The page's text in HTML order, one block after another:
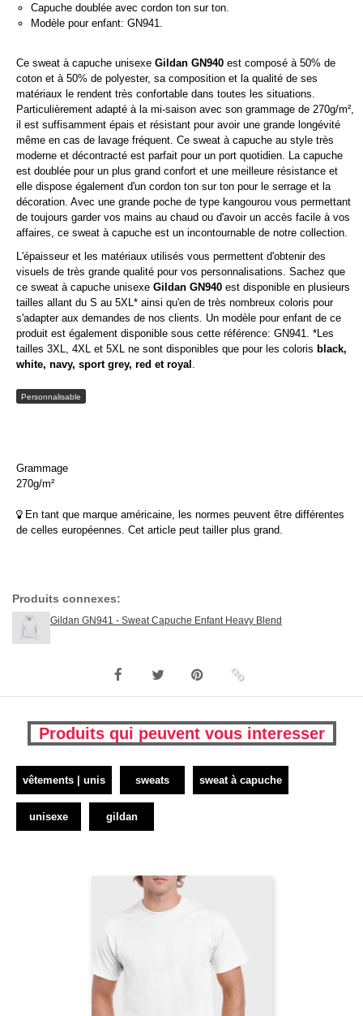
Capuche doublée avec cordon ton sur ton.
Modèle pour enfant: GN941.
Ce sweat à capuche unisexe Gildan GN940 est composé à 50% de
coton et à 50% de polyester, sa composition et la qualité de ses
matériaux le rendent très confortable dans toutes les situations.
Particulièrement adapté à la mi-saison avec son grammage de 270g/m²,
il est suffisamment épais et résistant pour avoir une grande longévité
même en cas de lavage fréquent. Ce sweat à capuche au style très
moderne et décontracté est parfait pour un port quotidien. La capuche
est doublée pour un plus grand confort et une meilleure résistance et
elle dispose également d'un cordon ton sur ton pour le serrage et la
décoration. Avec une grande poche de type kangourou vous permettant
de toujours garder vos mains au chaud ou d'avoir un accès facile à vos
affaires, ce sweat à capuche est un incontournable de notre collection.
L'épaisseur et les matériaux utilisés vous permettent d'obtenir des
visuels de très grande qualité pour vos personnalisations. Sachez que
ce sweat à capuche unisexe Gildan GN940 est disponible en plusieurs
tailles allant du S au 5XL* ainsi qu'en de très nombreux coloris pour
s'adapter aux demandes de nos clients. Un modèle pour enfant de ce
produit est également disponible sous cette référence: GN941. *Les
tailles 3XL, 4XL et 5XL ne sont disponibles que pour les coloris black,
white, navy, sport grey, red et royal
Personnalisable
Grammage
270g/m²
En tant que marque américaine, les normes peuvent être différentes
de celles européennes. Cet article peut tailler plus grand.
Produits connexes:
Gildan GN941 - Sweat Capuche Enfant Heavy Blend
Produits qui peuvent vous interesser
vêtements | unis sweats sweat à capuche
unisexe gildan